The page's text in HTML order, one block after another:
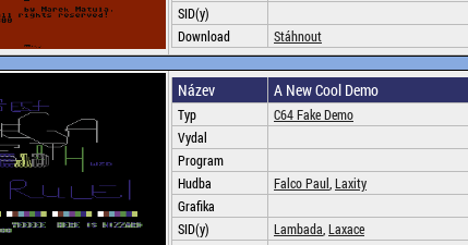
SID(y)
Download
Stáhnout
Název A New Cool Demo
Typ
C64 Fake Demo
Vydal
Program
Hudba
Falco Paul Laxity
Grafika
SID(y)
Lambada Laxace